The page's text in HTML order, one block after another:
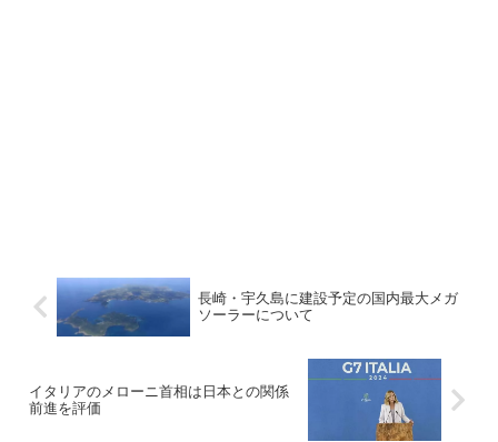
長崎・宇久島に建設予定の国内最大メガ
ソーラーについて
イタリアのメローニ首相は日本との関係
前進を評価